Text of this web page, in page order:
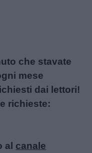
che stavate
mese
dai lettori!
richieste:
al canale